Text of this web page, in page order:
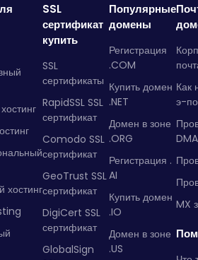
хостинг
SSL
сертификат
купить
SSL
сертификаты
RapidSSL SSL
сертификат
Comodo SSL
сертификат
GeoTrust SSL
сертификат
DigiCert SSL
сертификат
GlobalSign
Популярные
домены
Регистрация
.COM
Купить домен
.NET
Домен в зоне
.ORG
Регистрация .
AI
Купить домен
.IO
Домен в зоне
.US
Как
э-
MX